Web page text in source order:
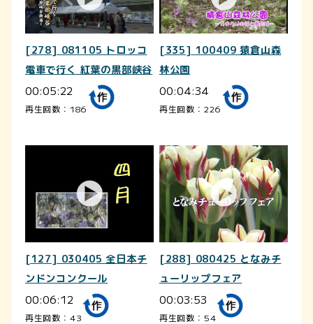
[278] 081105 トロッコ
電車で行く 紅葉の黒部峡谷
00:05:22
再生回数：186
[335] 100409 猿倉山森
林公園
00:04:34
再生回数：226
[127] 030405 全日本チ
ンドンコンクール
00:06:12
再生回数：43
[288] 080425 となみチ
ューリップフェア
00:03:53
再生回数：54